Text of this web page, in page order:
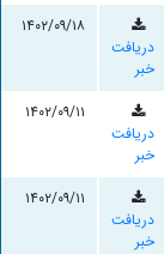
دریافت
خبر
۱۴۰۲/۰۹/۱۸
دریافت
خبر
۱۴۰۲/۰۹/۱۱
دریافت
خبر
۱۴۰۲/۰۹/۱۱